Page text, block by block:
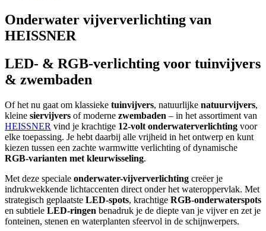
Onderwater vijververlichting van
HEISSNER
LED- & RGB-verlichting voor tuinvijvers
& zwembaden
Of het nu gaat om klassieke tuinvijvers, natuurlijke natuurvijvers,
kleine siervijvers of moderne zwembaden – in het assortiment van
HEISSNER vind je krachtige 12-volt onderwaterverlichting voor
elke toepassing. Je hebt daarbij alle vrijheid in het ontwerp en kunt
kiezen tussen een zachte warmwitte verlichting of dynamische
RGB-varianten met kleurwisseling.
Met deze speciale onderwater-vijververlichting creëer je
indrukwekkende lichtaccenten direct onder het wateroppervlak. Met
strategisch geplaatste LED-spots, krachtige RGB-onderwaterspots
en subtiele LED-ringen benadruk je de diepte van je vijver en zet je
fonteinen, stenen en waterplanten sfeervol in de schijnwerpers.